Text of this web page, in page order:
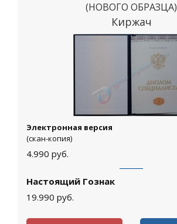
(НОВОГО ОБРАЗЦА)
Киржач
Электронная версия
(скан-копия)
4.990 руб.
Настоящий Гознак
19.990 руб.